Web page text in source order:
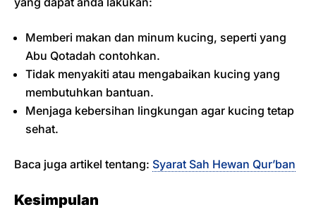
Memberi makan dan minum kucing, seperti yang
Abu Qotadah contohkan.
Tidak menyakiti atau mengabaikan kucing yang
membutuhkan bantuan.
Menjaga kebersihan lingkungan agar kucing tetap
sehat.
Baca juga artikel tentang: Syarat Sah Hewan Qur’ban
Kesimpulan